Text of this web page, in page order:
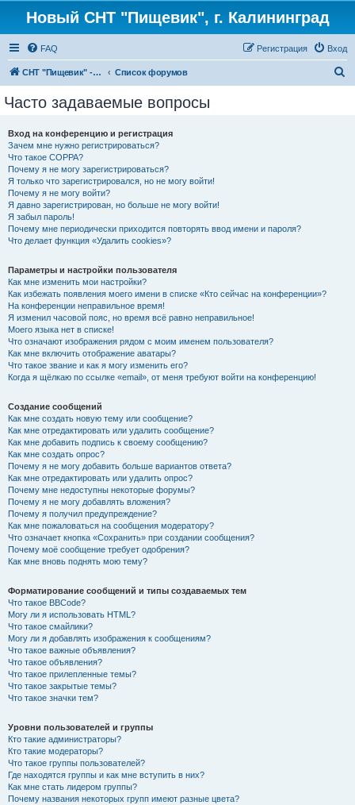
Новый СНТ "Пищевик", г. Калининград
FAQ Вход
Регистрация
СНТ "Пищевик" - возвращение на Главную страницу Список форумов
Часто задаваемые вопросы
Вход на конференцию и регистрация
Зачем мне нужно регистрироваться?
Что такое COPPA?
Почему я не могу зарегистрироваться?
Я только что зарегистрировался, но не могу войти!
Почему я не могу войти?
Я давно зарегистрирован, но больше не могу войти!
Я забыл пароль!
Почему мне периодически приходится повторять ввод имени и пароля?
Что делает функция «Удалить cookies»?
Параметры и настройки пользователя
Как мне изменить мои настройки?
Как избежать появления моего имени в списке «Кто сейчас на конференции»?
На конференции неправильное время!
Я изменил часовой пояс, но время всё равно неправильное!
Моего языка нет в списке!
Что означают изображения рядом с моим именем пользователя?
Как мне включить отображение аватары?
Что такое звание и как я могу изменить его?
Когда я щёлкаю по ссылке «email», от меня требуют войти на конференцию!
Создание сообщений
Как мне создать новую тему или сообщение?
Как мне отредактировать или удалить сообщение?
Как мне добавить подпись к своему сообщению?
Как мне создать опрос?
Почему я не могу добавить больше вариантов ответа?
Как мне отредактировать или удалить опрос?
Почему мне недоступны некоторые форумы?
Почему я не могу добавлять вложения?
Почему я получил предупреждение?
Как мне пожаловаться на сообщения модератору?
Что означает кнопка «Сохранить» при создании сообщения?
Почему моё сообщение требует одобрения?
Как мне вновь поднять мою тему?
Форматирование сообщений и типы создаваемых тем
Что такое BBCode?
Могу ли я использовать HTML?
Что такое смайлики?
Могу ли я добавлять изображения к сообщениям?
Что такое важные объявления?
Что такое объявления?
Что такое прилепленные темы?
Что такое закрытые темы?
Что такое значки тем?
Уровни пользователей и группы
Кто такие администраторы?
Кто такие модераторы?
Что такое группы пользователей?
Где находятся группы и как мне вступить в них?
Как мне стать лидером группы?
Почему названия некоторых групп имеют разные цвета?